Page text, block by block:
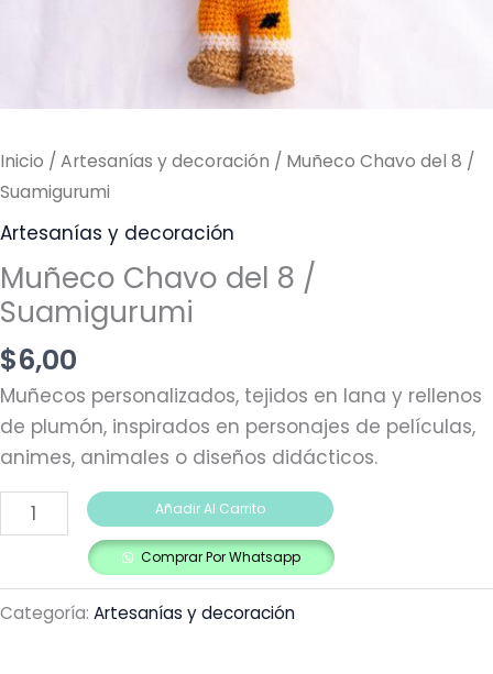
Inicio / Artesanías y decoración / Muñeco Chavo del 8 /
Suamigurumi
Artesanías y decoración
Muñeco Chavo del 8 /
Suamigurumi
$6,00
Muñecos personalizados, tejidos en lana y rellenos
de plumón, inspirados en personajes de películas,
animes, animales o diseños didácticos.
Añadir Al Carrito
Comprar Por Whatsapp
Categoría: Artesanías y decoración